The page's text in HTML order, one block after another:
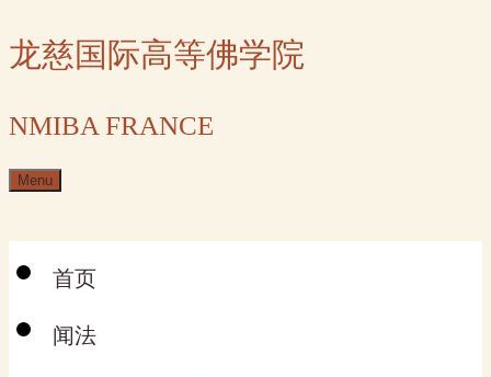
Skip
to
龙慈国际高等佛学院
NMIBA FRANCE
Menu
首页
闻法